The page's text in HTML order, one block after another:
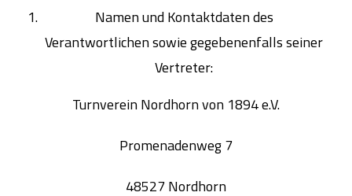
Namen und Kontaktdaten des
Verantwortlichen sowie gegebenenfalls seiner
Vertreter:
Turnverein Nordhorn von 1894 e.V.
Promenadenweg 7
48527 Nordhorn